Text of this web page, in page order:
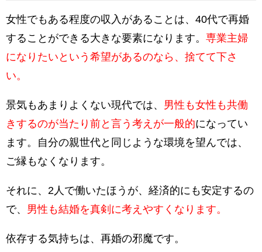
女性でもある程度の収入があることは、40代で再婚
することができる大きな要素になります。 専業主婦
になりたいという希望があるのなら、捨てて下さ
い。
景気もあまりよくない現代では、 男性も女性も共働
きするのが当たり前と言う考えが一般的になってい
ます。自分の親世代と同じような環境を望んでは、
ご縁もなくなります。
それに、2人で働いたほうが、経済的にも安定するの
で、 男性も結婚を真剣に考えやすくなります。
依存する気持ちは、再婚の邪魔です。